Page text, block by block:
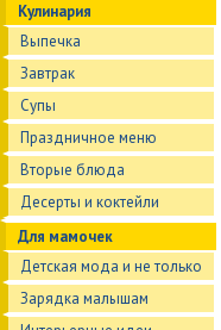
Кулинария
Выпечка
Завтрак
Супы
Праздничное меню
Вторые блюда
Десерты и коктейли
Для мамочек
Детская мода и не только
Зарядка малышам